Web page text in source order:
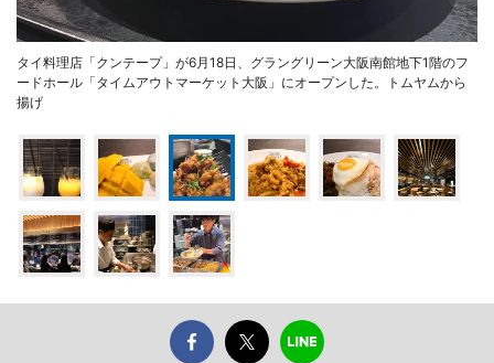
タイ料理店「クンテープ」が6月18日、グラングリーン大阪南館地下1階のフ
ードホール「タイムアウトマーケット大阪」にオープンした。トムヤムから
揚げ